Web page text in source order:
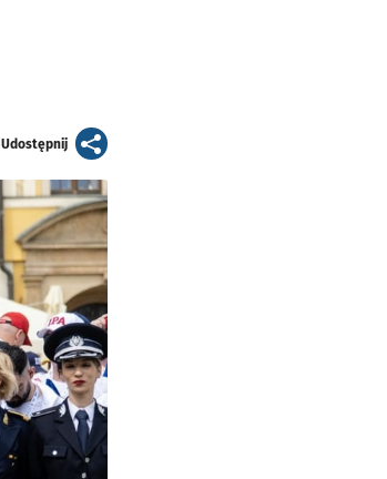
Udostępnijartykuł